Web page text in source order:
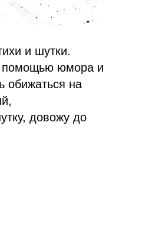
и шутки.
помощью юмора и
обижаться на
довожу до